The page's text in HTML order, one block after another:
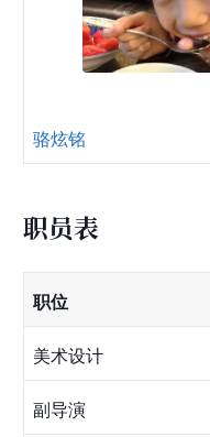
骆炫铭
职员表
职位
美术设计
副导演